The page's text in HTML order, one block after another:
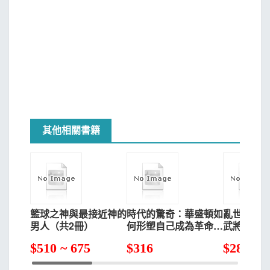
其他相關書籍
籃球之神與最接近神的
男人（共2冊）
$510 ~ 675
時代的驚奇：華盛頓如
何形塑自己成為革命的
$316
亂世豪傑
武將&名
專欄=豐富
$288